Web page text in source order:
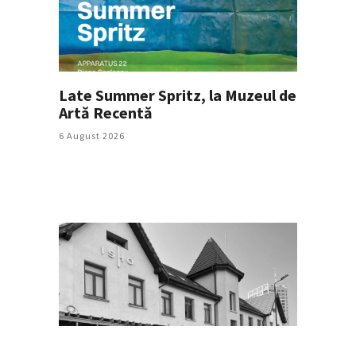
Late Summer Spritz, la Muzeul de
Artă Recentă
6 August 2026